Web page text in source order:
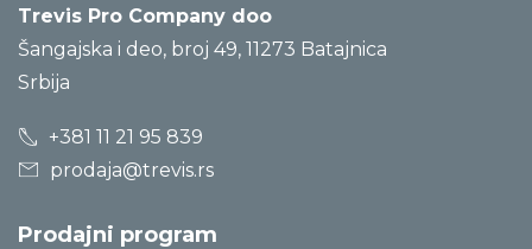
Trevis Pro Company doo
Šangajska i deo, broj 49, 11273 Batajnica
Srbija
+381 11 21 95 839
prodaja@trevis.rs
Prodajni program